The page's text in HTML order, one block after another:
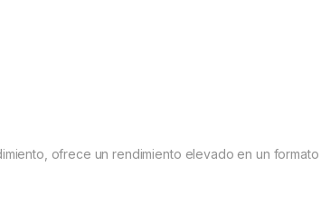
ofrece un rendimiento elevado en un